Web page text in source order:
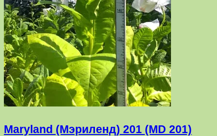
Maryland (Мэриленд) 201 (MD 201)